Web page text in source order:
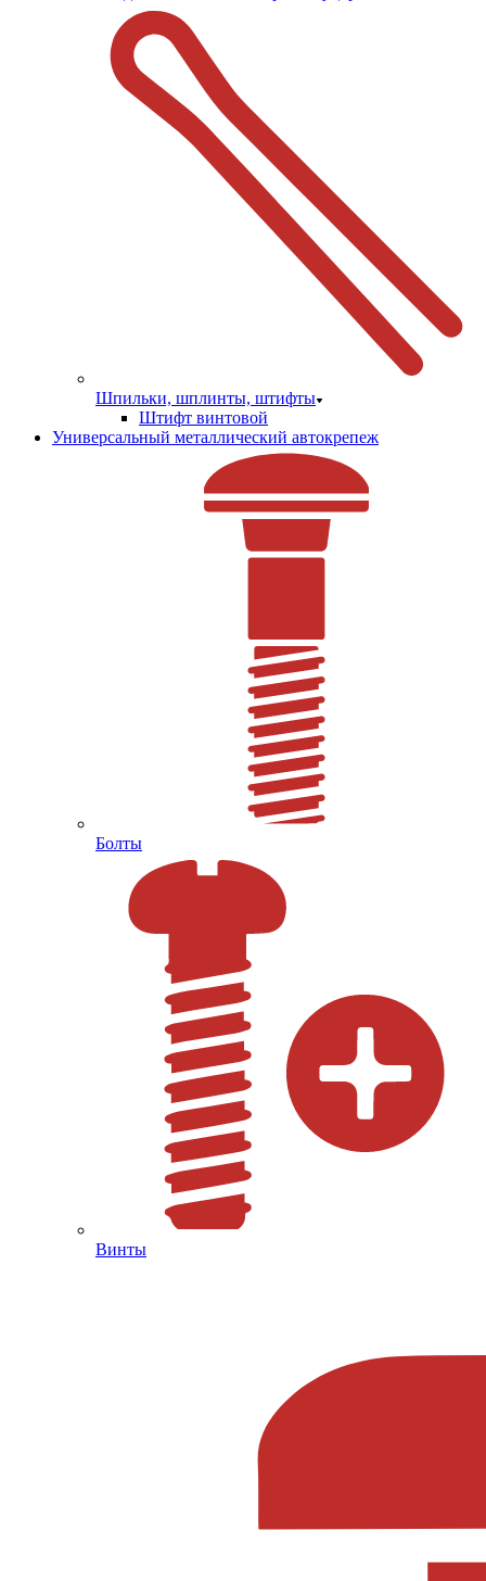
Шпильки, шплинты, штифты
Штифт винтовой
Универсальный металлический автокрепеж
Болты
Винты